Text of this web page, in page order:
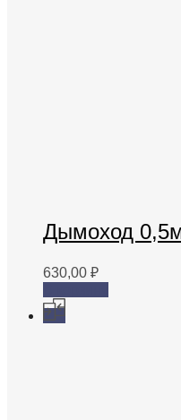
Дымоход
630,00 ₽